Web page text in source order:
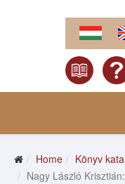
Home
Könyv
Nagy László